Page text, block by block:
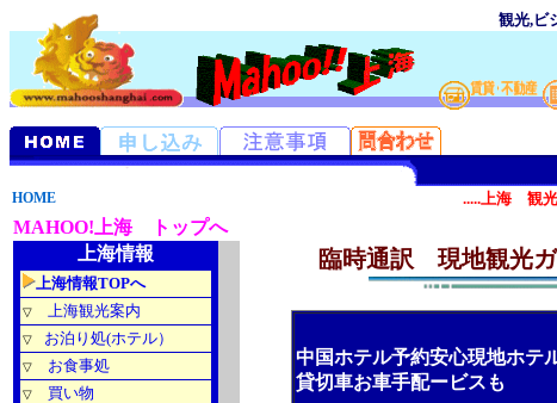
観光,ビ
HOME .....上海 観光ガイド
MAHOO!上海 トップへ
上海情報
上海情報TOPへ
▽ 上海観光案内
▽ お泊り処(ホテル）
▽ お食事処
▽ 買い物
臨時通訳 現地観光
中国ホテル予約安心現地ホテ
貸切車お車手配ービスも